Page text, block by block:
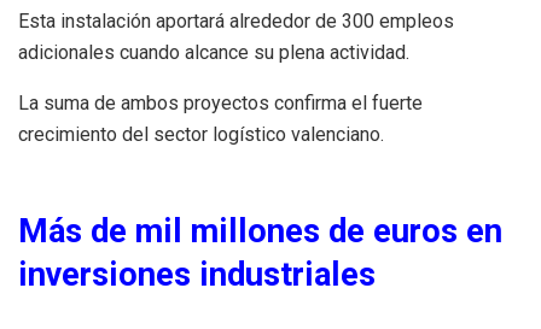
Esta instalación aportará alrededor de 300 empleos
adicionales cuando alcance su plena actividad.
La suma de ambos proyectos confirma el fuerte
crecimiento del sector logístico valenciano.
Más de mil millones de euros en
inversiones industriales